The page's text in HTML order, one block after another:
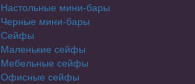
Настольные мини-бары
Черные мини-бары
Сейфы
Маленькие сейфы
Мебельные сейфы
Офисные сейфы